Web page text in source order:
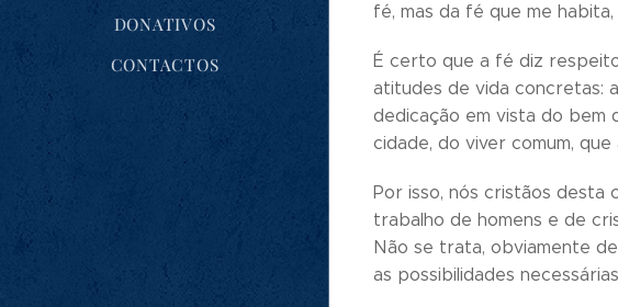
DONATIVOS
CONTACTOS
fé, mas da fé que me habita,
É certo que a fé diz
atitudes de vida concretas:
dedicação em vista do bem
cidade, do viver comum,
Por isso, nós cristãos desta
trabalho de homens e de
Não se trata, obviamente
as possibilidades